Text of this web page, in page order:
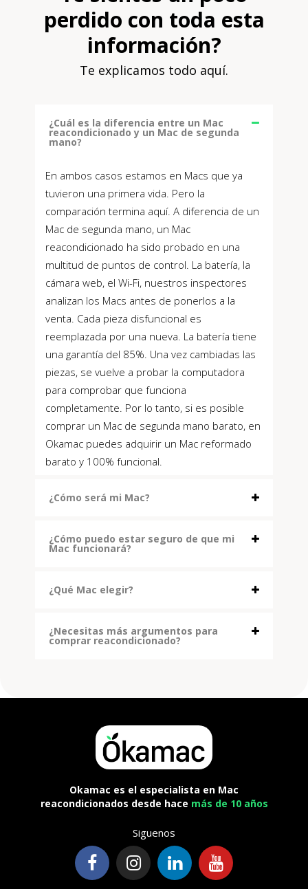
perdido con toda esta
información?
Te explicamos todo aquí.
¿Cuál es la diferencia entre un Mac
reacondicionado y un Mac de segunda
mano?
En ambos casos estamos en Macs que ya
tuvieron una primera vida. Pero la
comparación termina aquí. A diferencia de un
Mac de segunda mano, un Mac
reacondicionado ha sido probado en una
multitud de puntos de control. La batería, la
cámara web, el Wi-Fi, nuestros inspectores
analizan los Macs antes de ponerlos a la
venta. Cada pieza disfuncional es
reemplazada por una nueva. La batería tiene
una garantía del 85%. Una vez cambiadas las
piezas, se vuelve a probar la computadora
para comprobar que funciona
completamente. Por lo tanto, si es posible
comprar un Mac de segunda mano barato, en
Okamac puedes adquirir un Mac reformado
barato y 100% funcional.
¿Cómo será mi Mac?
¿Cómo puedo estar seguro de que mi
Mac funcionará?
¿Qué Mac elegir?
¿Necesitas más argumentos para
comprar reacondicionado?
Okamac es el especialista en Mac
reacondicionados desde hace más de 10 años
Siguenos